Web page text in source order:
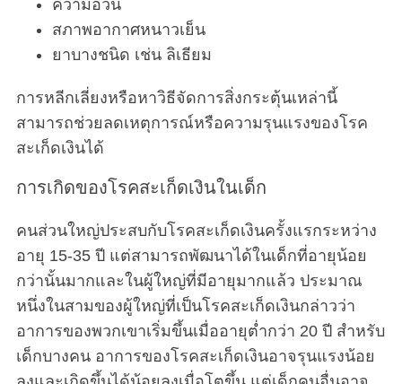
ความอ้วน
สภาพอากาศหนาวเย็น
ยาบางชนิด เช่น ลิเธียม
การหลีกเลี่ยงหรือหาวิธีจัดการสิ่งกระตุ้นเหล่านี้
สามารถช่วยลดเหตุการณ์หรือความรุนแรงของโรค
สะเก็ดเงินได้
การเกิดของโรคสะเก็ดเงินในเด็ก
คนส่วนใหญ่ประสบกับโรคสะเก็ดเงินครั้งแรกระหว่าง
อายุ 15-35 ปี แต่สามารถพัฒนาได้ในเด็กที่อายุน้อย
กว่านั้นมากและในผู้ใหญ่ที่มีอายุมากแล้ว ประมาณ
หนึ่งในสามของผู้ใหญ่ที่เป็นโรคสะเก็ดเงินกล่าวว่า
อาการของพวกเขาเริ่มขึ้นเมื่ออายุต่ำกว่า 20 ปี สำหรับ
เด็กบางคน อาการของโรคสะเก็ดเงินอาจรุนแรงน้อย